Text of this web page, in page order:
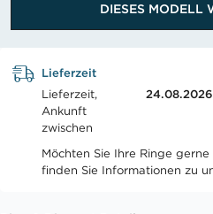
DIESES MODELL
Lieferzeit
Lieferzeit,
Ankunft
zwischen
Möchten Sie Ihre Ringe
finden Sie Informationen zu